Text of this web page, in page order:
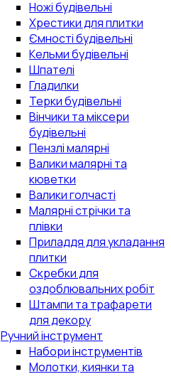
Ножі будівельні
Хрестики для плитки
Ємності будівельні
Кельми будівельні
Шпателі
Гладилки
Терки будівельні
Вінчики та міксери
будівельні
Пензлі малярні
Валики малярні та
кюветки
Валики голчасті
Малярні стрічки та
плівки
Приладдя для укладання
плитки
Скребки для
оздоблювальних робіт
Штампи та трафарети
для декору
Ручний інструмент
Набори інструментів
Молотки, киянки та